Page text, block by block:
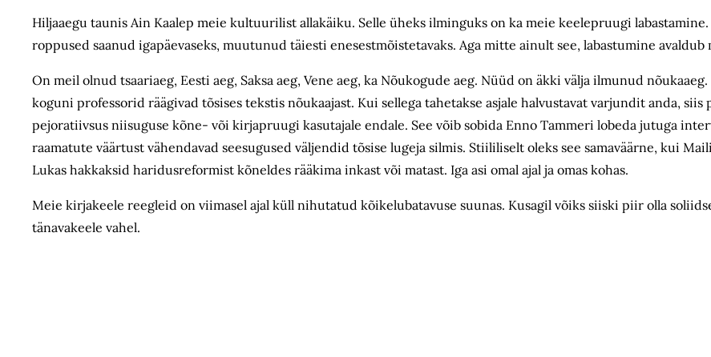
Hiljaaegu taunis Ain Kaalep meie kultuurilist allakäiku. Selle üheks ilminguks on ka meie keelepruugi
roppused saanud igapäevaseks, muutunud täiesti enesestmõistetavaks. Aga mitte ainult see, labastumine avaldub
On meil olnud tsaariaeg, Eesti aeg, Saksa aeg, Vene aeg, ka Nõukogude aeg. Nüüd on äkki välja ilmunud
koguni professorid räägivad tõsises tekstis nõukaajast. Kui sellega tahetakse asjale halvustavat varjundit anda, siis
pejoratiivsus niisuguse kõne- või kirjapruugi kasutajale endale. See võib sobida Enno Tammeri lobeda jutuga
raamatute väärtust vähendavad seesugused väljendid tõsise lugeja silmis. Stiililiselt oleks see samaväärne, kui
Lukas hakkaksid haridusreformist kõneldes rääkima inkast või matast. Iga asi omal ajal ja omas kohas.
Meie kirjakeele reegleid on viimasel ajal küll nihutatud kõikelubatavuse suunas. Kusagil võiks siiski piir olla
tänavakeele vahel.